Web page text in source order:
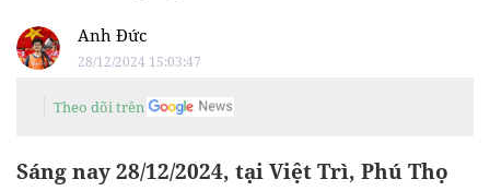
Anh Đức
28/12/2024 15:03:47
Theo dõi trên
Sáng nay 28/12/2024, tại Việt Trì, Phú Thọ